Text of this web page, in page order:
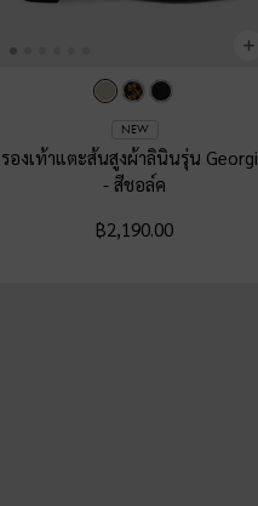
NEW
รองเท้าแตะส้นสูงผ้าลินินรุ่น
-สีชอล์ค
฿2,190.00